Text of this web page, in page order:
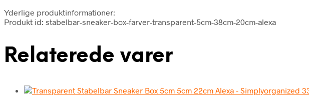
Yderlige produktinformationer:
Produkt id: stabelbar-sneaker-box-farver-transparent-5cm-38cm-20cm-alexa
Relaterede varer